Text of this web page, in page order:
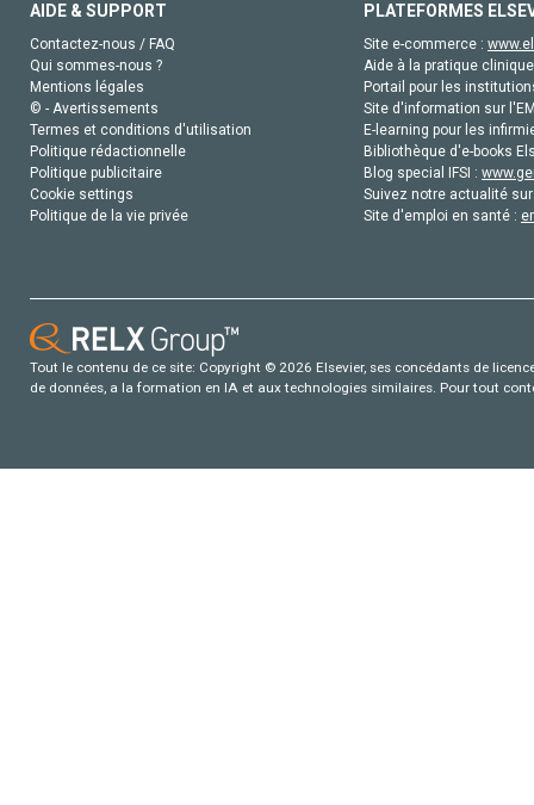
AIDE & SUPPORT
Contactez-nous / FAQ
Qui sommes-nous ?
Mentions légales
© - Avertissements
Termes et conditions d'utilisation
Politique rédactionnelle
Politique publicitaire
Cookie settings
Politique de la vie privée
PLATEFORMES
Site e-commerce :
Aide à la pratique
Portail pour les
Site d'information sur
E-learning pour les
Bibliothèque d'e-books
Blog special IFSI :
Suivez notre actualité
Site d'emploi en santé :
Tout le contenu de ce site: Copyright © 2026 Elsevier, ses concédants de
de données, a la formation en IA et aux technologies similaires. Pour tout